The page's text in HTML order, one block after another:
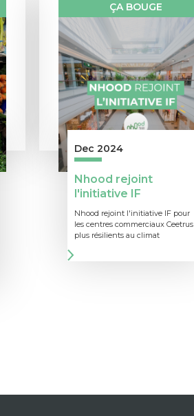
ÇA BOUGE
Dec 2024
Nhood rejoint
l'initiative IF
Nhood rejoint l'initiative IF pour
les centres commerciaux Ceetrus
plus résilients au climat